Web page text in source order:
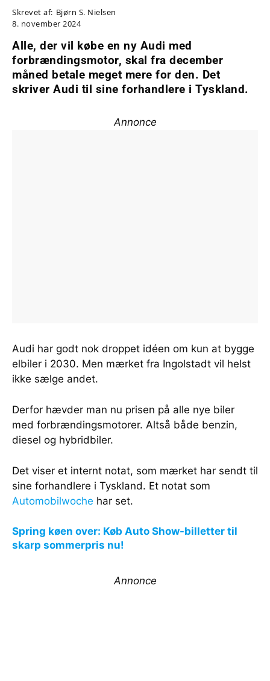
Skrevet af: Bjørn S. Nielsen
8. november 2024
Alle, der vil købe en ny Audi med
forbrændingsmotor, skal fra december
måned betale meget mere for den. Det
skriver Audi til sine forhandlere i Tyskland.
Annonce
Audi har godt nok droppet idéen om kun at bygge
elbiler i 2030. Men mærket fra Ingolstadt vil helst
ikke sælge andet.
Derfor hævder man nu prisen på alle nye biler
med forbrændingsmotorer. Altså både benzin,
diesel og hybridbiler.
Det viser et internt notat, som mærket har sendt til
sine forhandlere i Tyskland. Et notat som
Automobilwoche har set.
Spring køen over: Køb Auto Show-billetter til
skarp sommerpris nu!
Annonce